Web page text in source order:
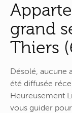
grand
Thiers
Désolé, aucune
été diffusée
Heureusement
vous guider